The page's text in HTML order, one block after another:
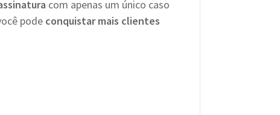
com apenas um único caso
pode conquistar mais clientes